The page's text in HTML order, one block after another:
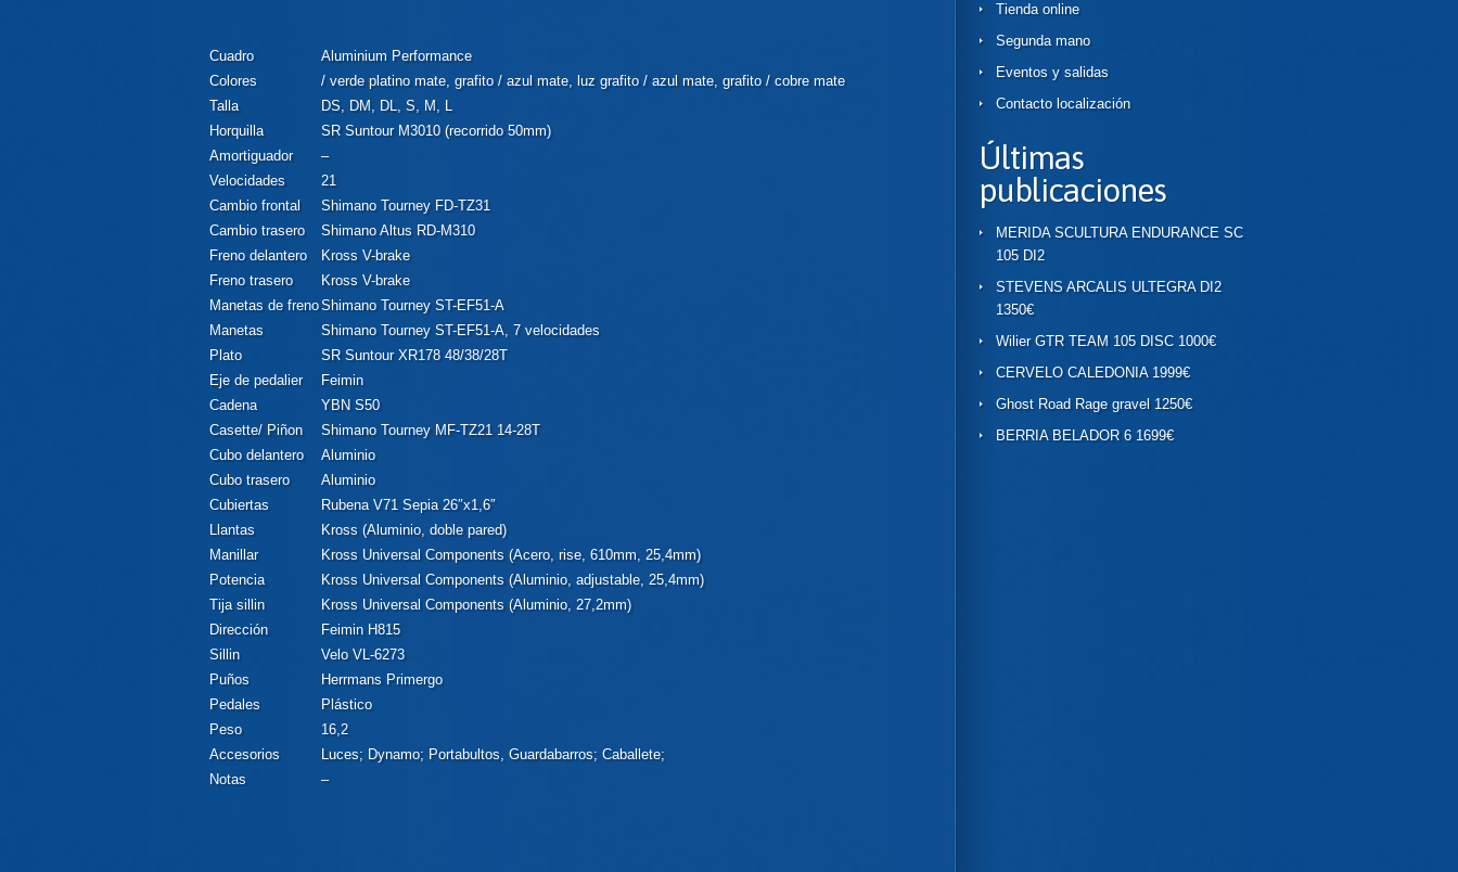
Cuadro
Aluminium Performance
Colores
/ verde platino mate, grafito / azul mate, luz grafito / azul mate, grafito / cobre mate
Talla
DS, DM, DL, S, M, L
Horquilla
SR Suntour M3010 (recorrido 50mm)
Amortiguador
–
Velocidades
21
Cambio frontal
Shimano Tourney FD-TZ31
Cambio trasero
Shimano Altus RD-M310
Freno delantero
Kross V-brake
Freno trasero
Kross V-brake
Manetas de frenoShimano Tourney ST-EF51-A
Manetas
Shimano Tourney ST-EF51-A, 7 velocidades
Plato
SR Suntour XR178 48/38/28T
Eje de pedalier
Feimin
Cadena
YBN S50
Casette/ Piñon
Shimano Tourney MF-TZ21 14-28T
Cubo delantero
Aluminio
Cubo trasero
Aluminio
Cubiertas
Rubena V71 Sepia 26″x1,6″
Llantas
Kross (Aluminio, doble pared)
Manillar
Kross Universal Components (Acero, rise, 610mm, 25,4mm)
Potencia
Kross Universal Components (Aluminio, adjustable, 25,4mm)
Tija sillin
Kross Universal Components (Aluminio, 27,2mm)
Dirección
Feimin H815
Sillin
Velo VL-6273
Puños
Herrmans Primergo
Pedales
Plástico
Peso
16,2
Accesorios
Luces; Dynamo; Portabultos, Guardabarros; Caballete;
Notas
–
Tienda online
Segunda mano
Eventos y salidas
Contacto localización
Últimas
publicaciones
MERIDA SCULTURA ENDURANCE SC
105 DI2
STEVENS ARCALIS ULTEGRA DI2
1350€
Wilier GTR TEAM 105 DISC 1000€
CERVELO CALEDONIA 1999€
Ghost Road Rage gravel 1250€
BERRIA BELADOR 6 1699€